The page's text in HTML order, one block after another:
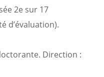
2e sur 17
d’évaluation).
Direction :